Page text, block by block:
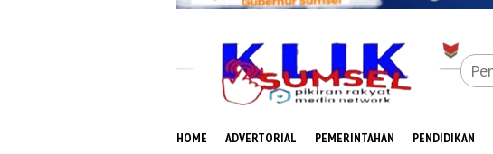
HOME ADVERTORIAL PEMERINTAHAN PENDIDIKAN